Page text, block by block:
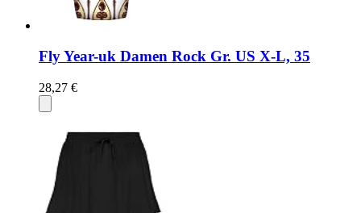
Fly Year-uk Damen Rock Gr. US X-L, 35
28,27 €